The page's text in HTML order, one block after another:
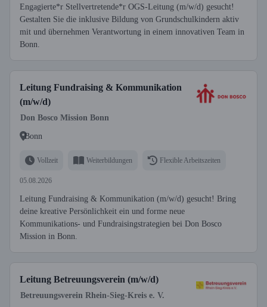
Engagierte*r Stellvertretende*r OGS-Leitung (m/w/d) gesucht!
Gestalten Sie die inklusive Bildung von Grundschulkindern aktiv
mit und übernehmen Verantwortung in einem innovativen Team in
Bonn.
Leitung Fundraising & Kommunikation
(m/w/d)
Don Bosco Mission Bonn
Bonn
Vollzeit Weiterbildungen Flexible Arbeitszeiten
05.08.2026
Leitung Fundraising & Kommunikation (m/w/d) gesucht! Bring
deine kreative Persönlichkeit ein und forme neue
Kommunikations- und Fundraisingstrategien bei Don Bosco
Mission in Bonn.
Leitung Betreuungsverein (m/w/d)
Betreuungsverein Rhein-Sieg-Kreis e. V.